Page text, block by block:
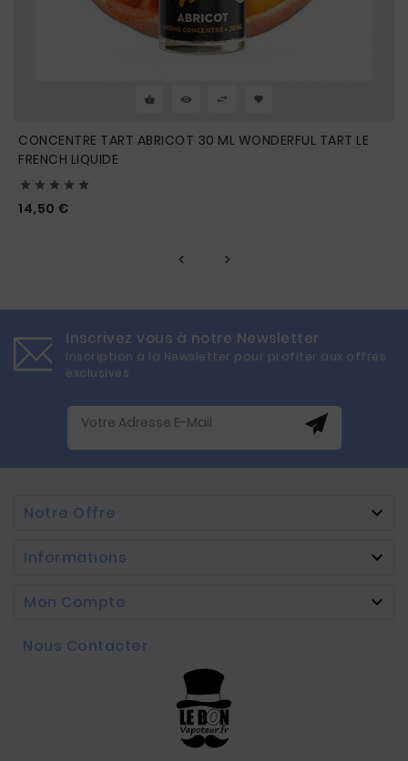
CONCENTRE TART ABRICOT 30 ML WONDERFUL TART LE
FRENCH LIQUIDE
    
14,50 €
Inscrivez vous à notre Newsletter
Inscription à la Newsletter pour profiter aux offres
exclusives
Notre Offre 
Informations 
Mon Compte 
Nous Contacter